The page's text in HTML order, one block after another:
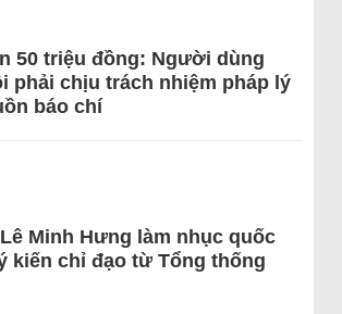
50 triệu đồng: Người dùng
phải chịu trách nhiệm pháp lý
báo chí
Minh Hưng làm nhục quốc
kiến chỉ đạo từ Tổng thống